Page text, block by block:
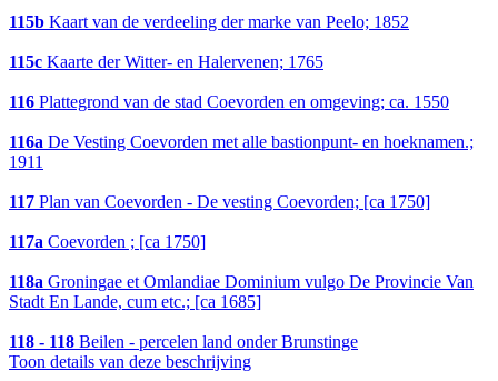
115b Kaart van de verdeeling der marke van Peelo; 1852
115c Kaarte der Witter- en Halervenen; 1765
116 Plattegrond van de stad Coevorden en omgeving; ca. 1550
116a De Vesting Coevorden met alle bastionpunt- en hoeknamen.;
1911
117 Plan van Coevorden - De vesting Coevorden; [ca 1750]
117a Coevorden ; [ca 1750]
118a Groningae et Omlandiae Dominium vulgo De Provincie Van
Stadt En Lande, cum etc.; [ca 1685]
118 - 118 Beilen - percelen land onder Brunstinge
Toon details van deze beschrijving